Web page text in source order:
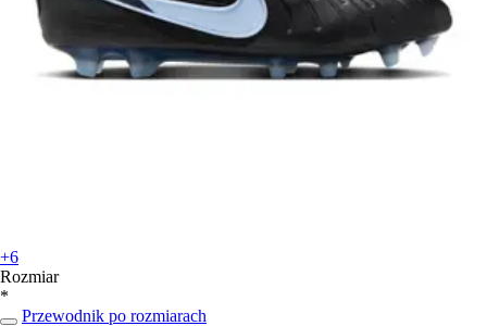
+6
Rozmiar
*
Przewodnik po rozmiarach